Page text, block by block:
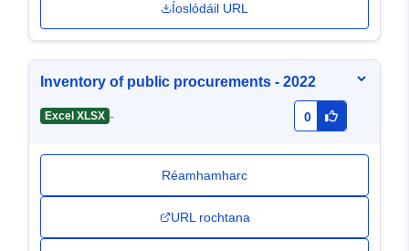
Íoslódáil URL
Inventory of public procurements - 2022
Excel XLSX - 0
Réamhamharc
URL rochtana